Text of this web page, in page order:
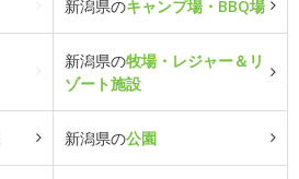
新潟県のキャンプ場・BBQ場
新潟県の牧場・レジャー＆リ
ゾート施設
新潟県の公園